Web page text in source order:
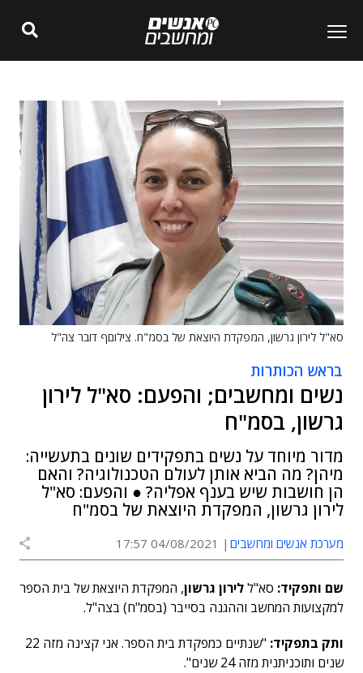
סא"ל לירון גרשון, המפקדת היוצאת של בסמ"ח. צילוםף דובר צה"ל
בראש הכותרות
נשים ומחשבים; והפעם: סא"ל לירון
גרשון, בסמ"ח
מדור מיוחד על נשים בתפקידים שונים בתעשייה:
מיהן? מה הביא אותן לעולם הטכנולוגיה? והאם
הן חושבות שיש בענף אפליה? ● והפעם: סא"ל
לירון גרשון, המפקדת היוצאת של בסמ"ח
מערכת אנשים ומחשבים 04/08/2021 17:57
שם ותפקיד: סא"ללירון גרשון, המפקדת היוצאת של בית הספר
למקצועות המחשב וההגנה בסייבר (בסמ"ח) בצה"ל.
ותק בתפקיד:
"שנתיים כמפקדת בית הספר. אני קצינה מזה 22
שנים ותוכניתנית מזה 24 שנים".